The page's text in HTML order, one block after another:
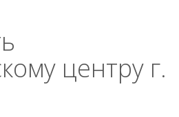
центру г.